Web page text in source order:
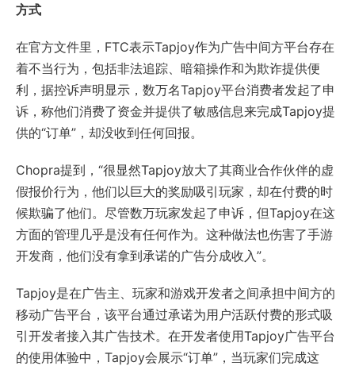
方式
在官方文件里，FTC表示Tapjoy作为广告中间方平台存在
着不当行为，包括非法追踪、暗箱操作和为欺诈提供便
利，据控诉声明显示，数万名Tapjoy平台消费者发起了申
诉，称他们消费了资金并提供了敏感信息来完成Tapjoy提
供的“订单”，却没收到任何回报。
Chopra提到，“很显然Tapjoy放大了其商业合作伙伴的虚
假报价行为，他们以巨大的奖励吸引玩家，却在付费的时
候欺骗了他们。尽管数万玩家发起了申诉，但Tapjoy在这
方面的管理几乎是没有任何作为。这种做法也伤害了手游
开发商，他们没有拿到承诺的广告分成收入”。
Tapjoy是在广告主、玩家和游戏开发者之间承担中间方的
移动广告平台，该平台通过承诺为用户活跃付费的形式吸
引开发者接入其广告技术。在开发者使用Tapjoy广告平台
的使用体验中，Tapjoy会展示“订单”，当玩家们完成这